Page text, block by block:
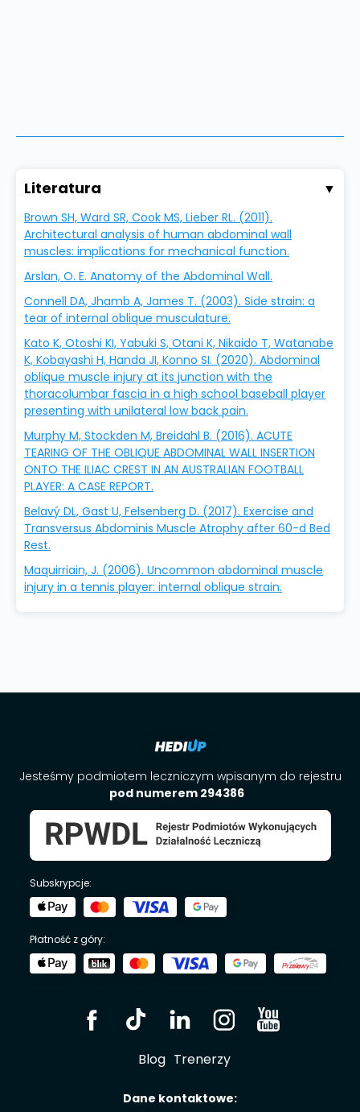
Literatura ▼
Brown SH, Ward SR, Cook MS, Lieber RL. (2011).
Architectural analysis of human abdominal wall
muscles: implications for mechanical function.
Arslan, O. E. Anatomy of the Abdominal Wall.
Connell DA, Jhamb A, James T. (2003). Side strain: a
tear of internal oblique musculature.
Kato K, Otoshi KI, Yabuki S, Otani K, Nikaido T, Watanabe
K, Kobayashi H, Handa JI, Konno SI. (2020). Abdominal
oblique muscle injury at its junction with the
thoracolumbar fascia in a high school baseball player
presenting with unilateral low back pain.
Murphy M, Stockden M, Breidahl B. (2016). ACUTE
TEARING OF THE OBLIQUE ABDOMINAL WALL INSERTION
ONTO THE ILIAC CREST IN AN AUSTRALIAN FOOTBALL
PLAYER: A CASE REPORT.
Belavý DL, Gast U, Felsenberg D. (2017). Exercise and
Transversus Abdominis Muscle Atrophy after 60-d Bed
Rest.
Maquirriain, J. (2006). Uncommon abdominal muscle
injury in a tennis player: internal oblique strain.
Jesteśmy podmiotem leczniczym wpisanym do rejestru
pod numerem 294386
Subskrypcje:
Płatność z góry:
Blog Trenerzy
Dane kontaktowe: